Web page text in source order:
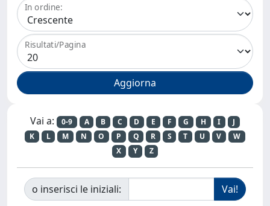
In ordine:
Risultati/Pagina
Vai a: 0-9 A B C D E F G H I
J
K
L M N O P Q R S T U V
W
X
Y Z
o inserisci le iniziali: